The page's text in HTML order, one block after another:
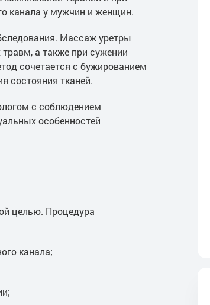
канала у мужчин и женщин.
Массаж уретры
а также при сужении
сочетается с бужированием
состояния тканей.
с соблюдением
особенностей
целью. Процедура
канала;